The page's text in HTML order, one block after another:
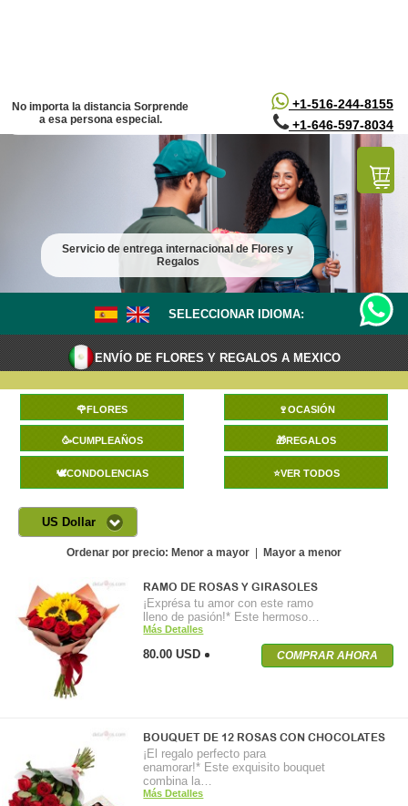
+1-516-244-8155
+1-646-597-8034
No importa la distancia Sorprende
a esa persona especial.
Servicio de entrega internacional de Flores y
Regalos
SELECCIONAR IDIOMA:
ENVÍO DE FLORES Y REGALOS A MEXICO
🌹FLORES 🍷OCASIÓN
🥳CUMPLEAÑOS 🎁REGALOS
🕊️CONDOLENCIAS ⭐VER TODOS
US Dollar
Ordenar por precio: Menor a mayor Mayor a menor
RAMO DE ROSAS Y GIRASOLES
¡Exprésa tu amor con este ramo
lleno de pasión!* Este hermoso…
Más Detalles
80.00 USD COMPRAR AHORA
BOUQUET DE 12 ROSAS CON CHOCOLATES
¡El regalo perfecto para
enamorar!* Este exquisito bouquet
combina la…
Más Detalles